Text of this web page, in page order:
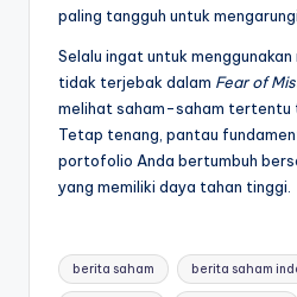
paling tangguh untuk
Selalu ingat untuk
tidak terjebak dalam Fear of
melihat saham-saham tertentu
Tetap tenang, pantau
portofolio Anda bertumbuh
yang memiliki daya tahan tinggi.
Tags:
berita saham berita saham